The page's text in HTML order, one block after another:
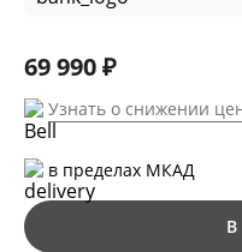
69 990 ₽
Узнать о снижении
в пределах МКАД
В